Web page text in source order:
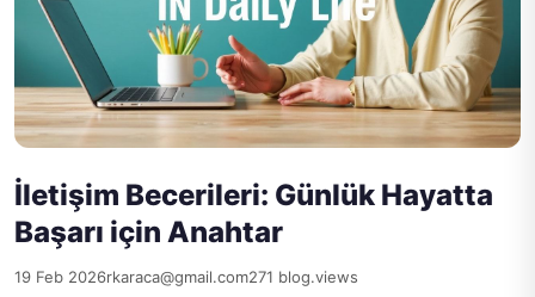
İletişim Becerileri: Günlük Hayatta
Başarı için Anahtar
19 Feb 2026rkaraca@gmail.com271 blog.views